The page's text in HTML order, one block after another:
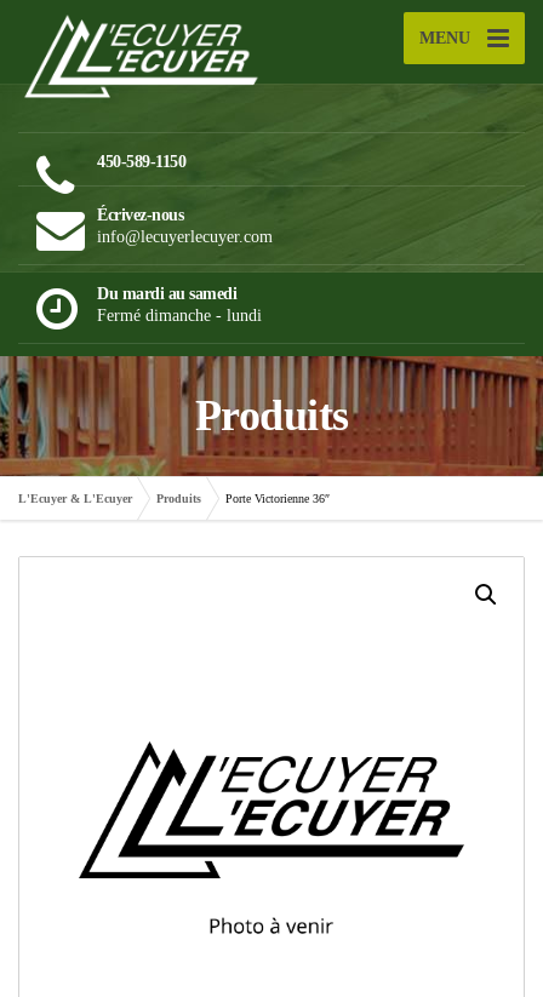
MENU
450-589-1150
Écrivez-nous
info@lecuyerlecuyer.com
Du mardi au samedi
Fermé dimanche - lundi
Produits
L'Ecuyer & L'Ecuyer Produits Porte Victorienne 36″